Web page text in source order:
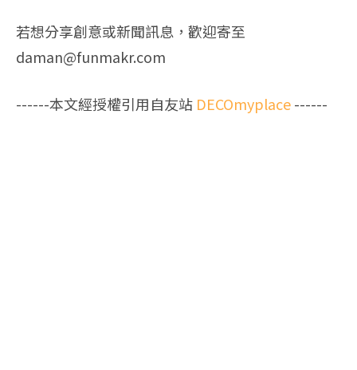
若想分享創意或新聞訊息，歡迎寄至
daman@funmakr.com
------本文經授權引用自友站 DECOmyplace------